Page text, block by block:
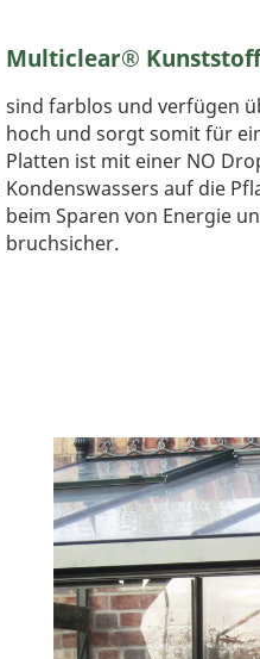
Multiclear®
sind farblos und verfügen
hoch und sorgt somit für
Platten ist mit einer NO
Kondenswassers auf die
beim Sparen von Energie
bruchsicher.